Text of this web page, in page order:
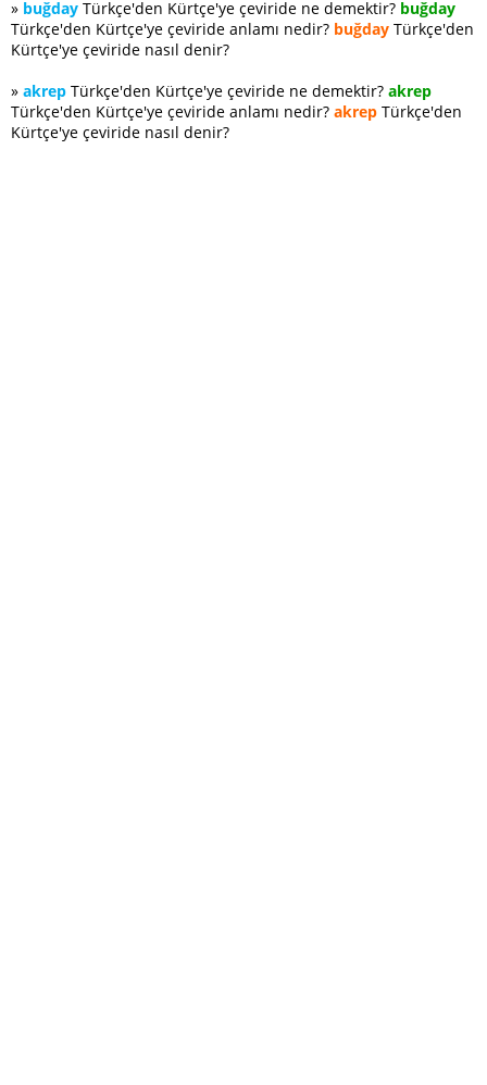
» buğday Türkçe'den Kürtçe'ye çeviride ne demektir? buğday
Türkçe'den Kürtçe'ye çeviride anlamı nedir? buğday Türkçe'den
Kürtçe'ye çeviride nasıl denir?
» akrep Türkçe'den Kürtçe'ye çeviride ne demektir? akrep
Türkçe'den Kürtçe'ye çeviride anlamı nedir? akrep Türkçe'den
Kürtçe'ye çeviride nasıl denir?